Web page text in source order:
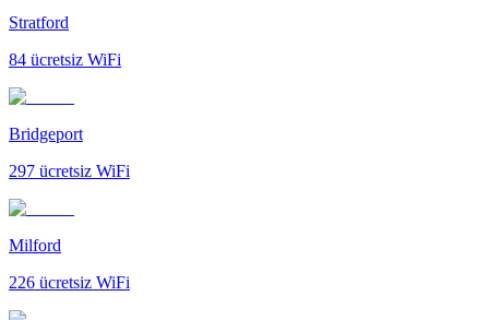
Stratford
84 ücretsiz WiFi
Bridgeport
297 ücretsiz WiFi
Milford
226 ücretsiz WiFi